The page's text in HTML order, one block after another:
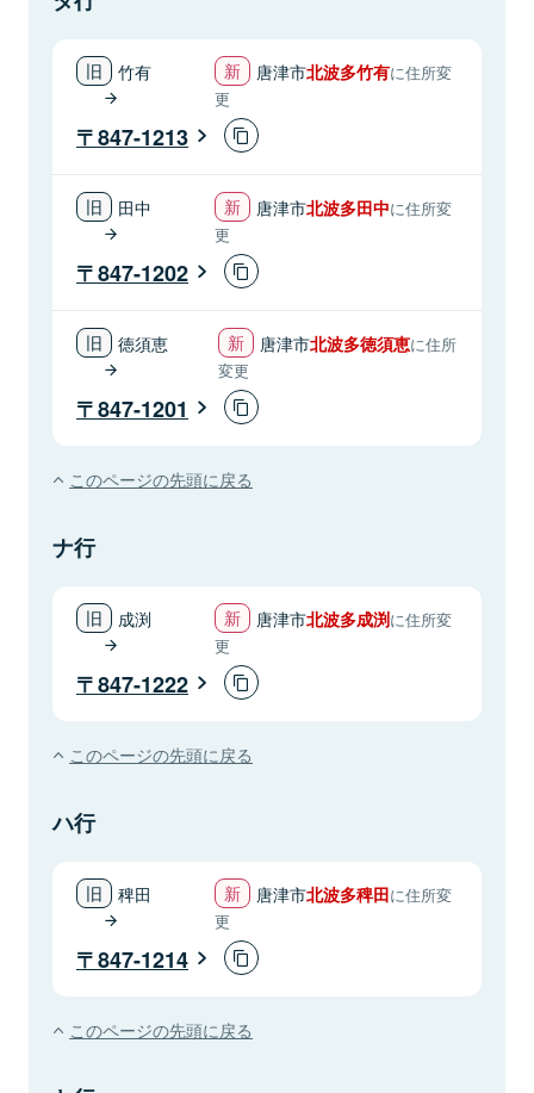
竹有 唐津市北波多竹有に住所変
更
847-1213
田中 唐津市北波多田中に住所変
更
847-1202
徳須恵 唐津市北波多徳須恵に住所
変更
847-1201
このページの先頭に戻る
ナ行
成渕 唐津市北波多成渕に住所変
更
847-1222
このページの先頭に戻る
ハ行
稗田 唐津市北波多稗田に住所変
更
847-1214
このページの先頭に戻る